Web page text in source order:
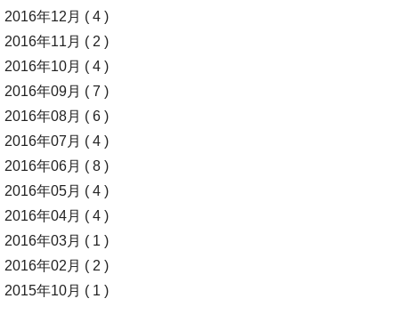
2016年12月 ( 4 )
2016年11月 ( 2 )
2016年10月 ( 4 )
2016年09月 ( 7 )
2016年08月 ( 6 )
2016年07月 ( 4 )
2016年06月 ( 8 )
2016年05月 ( 4 )
2016年04月 ( 4 )
2016年03月 ( 1 )
2016年02月 ( 2 )
2015年10月 ( 1 )